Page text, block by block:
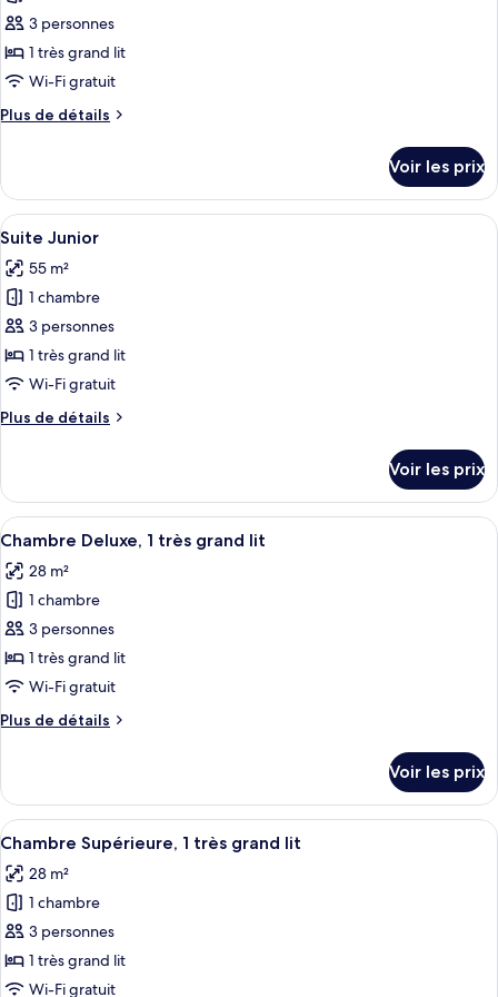
pour
ce
type
chambre :
chambre
3 personnes
1 très grand lit
Wi-Fi gratuit
Plus de détails
Plus
le
type
de
Suite,
Voir les prix
Afficher
toutes
les
photos
pour
ce
type
chambre :
Une chambre d’hôtel avec un
9
Suite Junior
55 m²
1 chambre
3 personnes
1 très grand lit
Wi-Fi gratuit
Plus de détails
Plus
le
type
de
Suite
Junior
Voir les prix
Afficher
toutes
les
photos
pour
ce
type
chambre :
très
grand
lit
Une chambre d’hôtel avec un grand
6
Chambre Deluxe, 1 très grand lit
28 m²
1 chambre
3 personnes
1 très grand lit
Wi-Fi gratuit
Plus de détails
Plus
le
type
de
Chambre
Deluxe,
très
grand
lit
Voir les prix
Afficher
toutes
les
photos
pour
ce
type
Une chambre d’hôtel avec un
7
Chambre Supérieure, 1 très grand lit
28 m²
1 chambre
3 personnes
1 très grand lit
Wi-Fi gratuit